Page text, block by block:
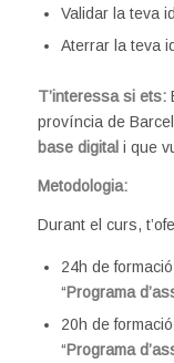
Validar la teva
Aterrar la teva
T’interessa si ets:
província de
base digital i que
Metodologia:
Durant el curs,
24h de
“Programa
20h de
“Programa